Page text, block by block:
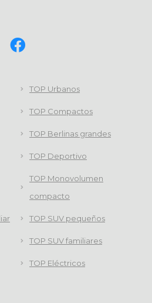
TOP Urbanos
TOP Compactos
TOP Berlinas grandes
TOP Deportivo
TOP Monovolumen
compacto
TOP SUV pequeños
TOP SUV familiares
TOP Eléctricos